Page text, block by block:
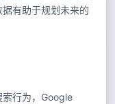
有助于规划未来的
行为，Google